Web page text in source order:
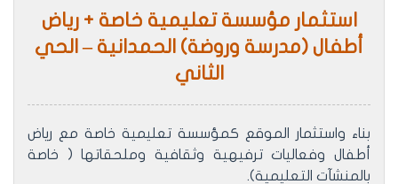
استثمار مؤسسة تعليمية خاصة + رياض
أطفال (مدرسة وروضة) الحمدانية – الحي
الثاني
بناء واستثمار الموقع كمؤسسة تعليمية خاصة مع رياض
أطفال وفعاليات ترفيهية وثقافية وملحقاتها ( خاصة
بالمنشآت التعليمية).